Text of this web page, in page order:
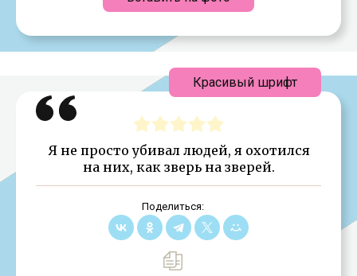
Я не просто убивал людей, я охотился
на них, как зверь на зверей.
Поделиться:
Красивый шрифт